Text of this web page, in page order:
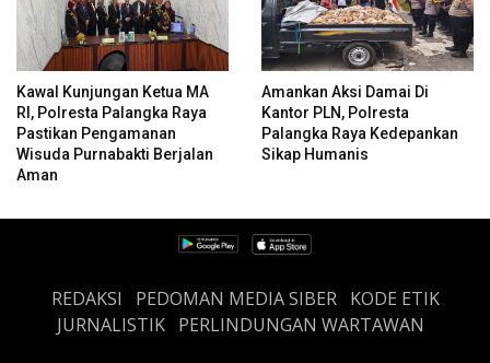
Kawal Kunjungan Ketua MA
RI, Polresta Palangka Raya
Pastikan Pengamanan
Wisuda Purnabakti Berjalan
Aman
Amankan Aksi Damai Di
Kantor PLN, Polresta
Palangka Raya Kedepankan
Sikap Humanis
REDAKSI PEDOMAN MEDIA SIBER
KODE ETIK
JURNALISTIK PERLINDUNGAN WARTAWAN